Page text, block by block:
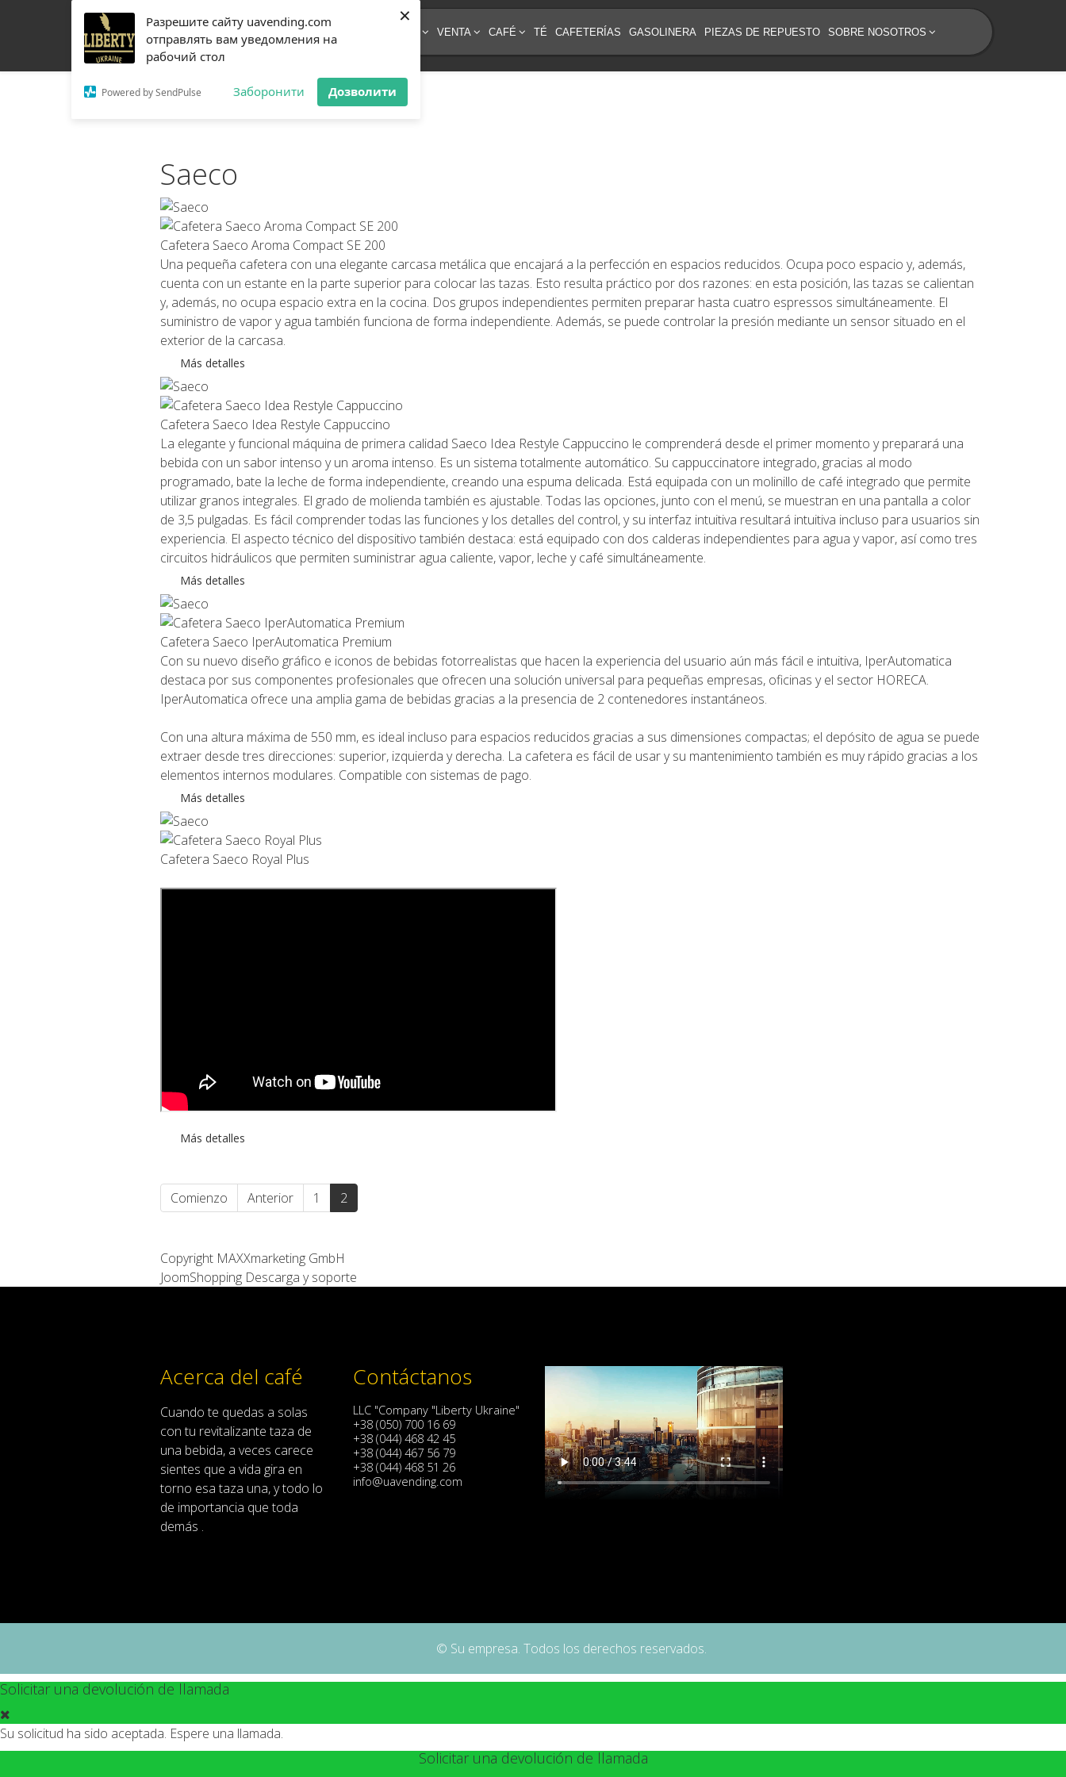
Разрешите сайту uavending.com
отправлять вам уведомления на
рабочий стол
Powered by SendPulse Заборонити Дозволити
×
HOGAR FILTRACIÓN RRO VENTA CAFÉ TÉ CAFETERÍAS GASOLINERA PIEZAS DE REPUESTO SOBRE NOSOTROS
Saeco
Cafetera Saeco Aroma Compact SE 200
Una pequeña cafetera con una elegante carcasa metálica que encajará a la perfección en espacios reducidos. Ocupa poco espacio y, además,
cuenta con un estante en la parte superior para colocar las tazas. Esto resulta práctico por dos razones: en esta posición, las tazas se calientan
y, además, no ocupa espacio extra en la cocina. Dos grupos independientes permiten preparar hasta cuatro espressos simultáneamente. El
suministro de vapor y agua también funciona de forma independiente. Además, se puede controlar la presión mediante un sensor situado en el
exterior de la carcasa.
Más detalles
Cafetera Saeco Idea Restyle Cappuccino
La elegante y funcional máquina de primera calidad Saeco Idea Restyle Cappuccino le comprenderá desde el primer momento y preparará una
bebida con un sabor intenso y un aroma intenso. Es un sistema totalmente automático. Su cappuccinatore integrado, gracias al modo
programado, bate la leche de forma independiente, creando una espuma delicada. Está equipada con un molinillo de café integrado que permite
utilizar granos integrales. El grado de molienda también es ajustable. Todas las opciones, junto con el menú, se muestran en una pantalla a color
de 3,5 pulgadas. Es fácil comprender todas las funciones y los detalles del control, y su interfaz intuitiva resultará intuitiva incluso para usuarios sin
experiencia. El aspecto técnico del dispositivo también destaca: está equipado con dos calderas independientes para agua y vapor, así como tres
circuitos hidráulicos que permiten suministrar agua caliente, vapor, leche y café simultáneamente.
Más detalles
Cafetera Saeco IperAutomatica Premium
Con su nuevo diseño gráfico e iconos de bebidas fotorrealistas que hacen la experiencia del usuario aún más fácil e intuitiva, IperAutomatica
destaca por sus componentes profesionales que ofrecen una solución universal para pequeñas empresas, oficinas y el sector HORECA.
IperAutomatica ofrece una amplia gama de bebidas gracias a la presencia de 2 contenedores instantáneos.
Con una altura máxima de 550 mm, es ideal incluso para espacios reducidos gracias a sus dimensiones compactas; el depósito de agua se puede
extraer desde tres direcciones: superior, izquierda y derecha. La cafetera es fácil de usar y su mantenimiento también es muy rápido gracias a los
elementos internos modulares. Compatible con sistemas de pago.
Más detalles
Cafetera Saeco Royal Plus
Más detalles
Comienzo Anterior 1 2
Copyright MAXXmarketing GmbH
JoomShopping Descarga y soporte
Acerca del café
Cuando te quedas a solas
con tu revitalizante taza de
una bebida, a veces carece
sientes que a vida gira en
torno esa taza una,ytodo lo
de importancia que toda
demás .
Contáctanos
LLC "Company "Liberty Ukraine"
+38 (050) 700 16 69
+38 (044) 468 42 45
+38 (044) 467 56 79
+38 (044) 468 51 26
info@uavending.com
© Su empresa. Todos los derechos reservados.
Solicitar una devolución de llamada
Su solicitud ha sido aceptada. Espere una llamada.
Solicitar una devolución de llamada